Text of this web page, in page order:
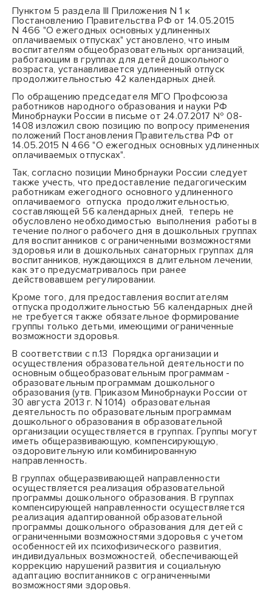
Пунктом 5 раздела III Приложения N 1 к
Постановлению Правительства РФ от 14.05.2015
N 466 "О ежегодных основных удлиненных
оплачиваемых отпусках" установлено, что иным
воспитателям общеобразовательных организаций,
работающим в группах для детей дошкольного
возраста, устанавливается удлиненный отпуск
продолжительностью 42 календарных дней.
По обращению председателя МГО Профсоюза
работников народного образования и науки РФ
Минобрнауки России в письме от 24.07.2017 № 08-
1408 изложил свою позицию по вопросу применения
положений Постановления Правительства РФ от
14.05.2015 N 466 "О ежегодных основных удлиненных
оплачиваемых отпусках".
Так, согласно позиции Минобрнауки России следует
также учесть, что предоставление педагогическим
работникам ежегодного основного удлиненного
оплачиваемого отпуска продолжительностью,
составляющей 56 календарных дней, теперь не
обусловлено необходимостью выполнения работы в
течение полного рабочего дня в дошкольных группах
для воспитанников с ограниченными возможностями
здоровья или в дошкольных санаторных группах для
воспитанников, нуждающихся в длительном лечении,
как это предусматривалось при ранее
действовавшем регулировании.
Кроме того, для предоставления воспитателям
отпуска продолжительностью 56 календарных дней
не требуется также обязательное формирование
группы только детьми, имеющими ограниченные
возможности здоровья.
В соответствии с п.13 Порядка организации и
осуществления образовательной деятельности по
основным общеобразовательным программам -
образовательным программам дошкольного
образования (утв. Приказом Минобрнауки России от
30 августа 2013 г. N 1014) образовательная
деятельность по образовательным программам
дошкольного образования в образовательной
организации осуществляется в группах. Группы могут
иметь общеразвивающую, компенсирующую,
оздоровительную или комбинированную
направленность.
В группах общеразвивающей направленности
осуществляется реализация образовательной
программы дошкольного образования. В группах
компенсирующей направленности осуществляется
реализация адаптированной образовательной
программы дошкольного образования для детей с
ограниченными возможностями здоровья с учетом
особенностей их психофизического развития,
индивидуальных возможностей, обеспечивающей
коррекцию нарушений развития и социальную
адаптацию воспитанников с ограниченными
возможностями здоровья.